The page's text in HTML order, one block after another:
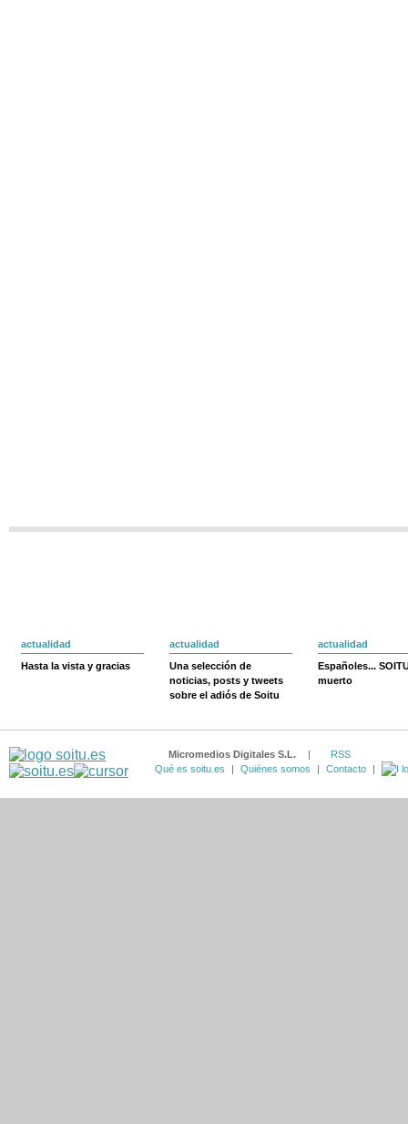
actualidad
Hasta la vista y gracias
actualidad
Una selección de
noticias, posts y tweets
sobre el adiós de Soitu
actualidad
Españoles...
muerto
Micromedios Digitales S.L. |
RSS
Qué es soitu.es
| Quiénes somos | Contacto |